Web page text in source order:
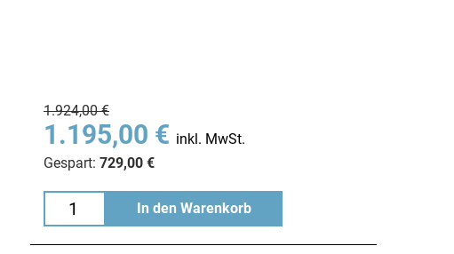
1.924,00 €
1.195,00 € inkl. MwSt.
Gespart: 729,00 €
In den Warenkorb